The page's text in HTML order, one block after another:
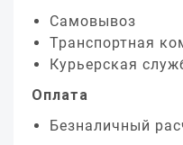
Самовывоз
Транспортная
Курьерская
Оплата
Безналичный